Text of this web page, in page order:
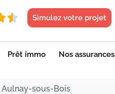
Simulez votre projet
Prêt immo Nos assurances
Aulnay-sous-Bois